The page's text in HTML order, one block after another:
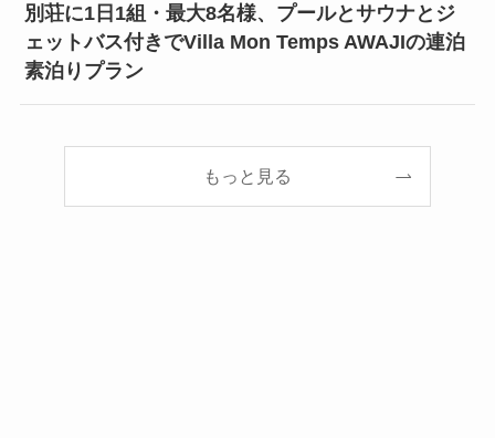
別荘に1日1組・最大8名様、プールとサウナとジ
ェットバス付きでVilla Mon Temps AWAJIの連泊
素泊りプラン
もっと見る